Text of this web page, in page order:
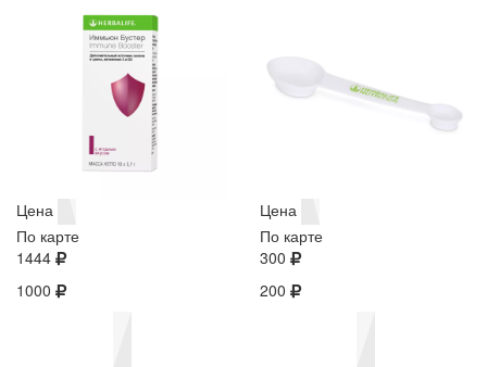
Цена
По карте
1444
1000
Цена
По карте
300
200